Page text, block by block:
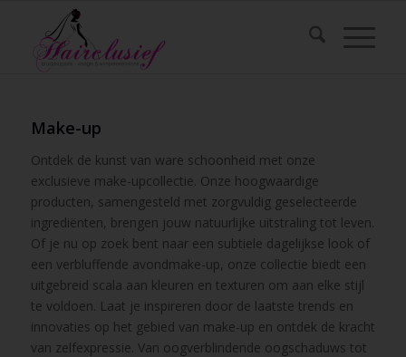
Make-up
Ontdek de kunst van ware schoonheid met onze
exclusieve make-upcollectie. Onze hoogwaardige
producten, samengesteld met zorgvuldig geselecteerde
ingrediënten, brengen jouw natuurlijke uitstraling tot leven.
Of je nu op zoek bent naar een subtiele dagelijkse look of
een verbluffende avondmake-up, onze collectie biedt een
uitgebreid scala aan kleuren en texturen om aan elke stijl
te voldoen. Laat je inspireren door de laatste trends en
innovaties op het gebied van make-up en ontdek de kracht
van zelfexpressie. Van oogverblindende oogschaduws tot